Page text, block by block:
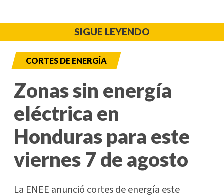
SIGUE LEYENDO
CORTES DE ENERGÍA
Zonas sin energía
eléctrica en
Honduras para este
viernes 7 de agosto
La ENEE anunció cortes de energía este